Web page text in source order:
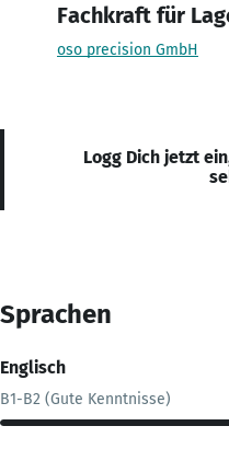
Fachkraft für
oso precision GmbH
Logg Dich jetzt
Sprachen
Englisch
B1-B2 (Gute Kenntnisse)